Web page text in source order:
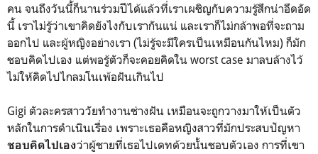
คน จนถึงวันนี้ก็นานร่วมปีได้แล้วที่เราเผชิญกับความรู้สึกน่าอึดอัด
นี้ เราไม่รู้ว่าเขาคิดยังไงกับเรากันแน่ และเราก็ไม่กล้าพอที่จะถาม
ออกไป และผู้หญิงอย่างเรา (ไม่รู้จะมีใครเป็นเหมือนกันไหม) ก็มัก
ชอบคิดไปเอง แต่พอรู้ตัวก็จะคอยคิดใน worst case มาลบล้างไว้
ไม่ให้คิดไปไกลมโนเพ้อฝันเกินไป
Gigi ตัวละครสาววัยทำงานช่างฝัน เหมือนจะถูกวางมาให้เป็นตัว
หลักในการดำเนินเรื่อง เพราะเธอคือหญิงสาวที่มักประสบปัญหา
ชอบคิดไปเองว่าผู้ชายที่เธอไปเดทด้วยนั้นชอบตัวเอง การที่เขา